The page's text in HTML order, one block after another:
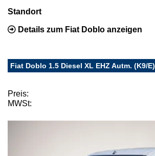
Standort
Details zum Fiat Doblo anzeigen
Fiat Doblo 1.5 Diesel XL EHZ Autm. (K9/E)
Preis:
MWSt: